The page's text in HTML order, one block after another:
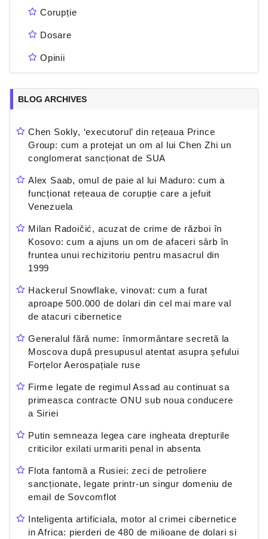
Corupție
Dosare
Opinii
BLOG ARCHIVES
Chen Sokly, ‘executorul’ din rețeaua Prince
Group: cum a protejat un om al lui Chen Zhi un
conglomerat sancționat de SUA
Alex Saab, omul de paie al lui Maduro: cum a
funcționat rețeaua de corupție care a jefuit
Venezuela
Milan Radoičić, acuzat de crime de război în
Kosovo: cum a ajuns un om de afaceri sârb în
fruntea unui rechizitoriu pentru masacrul din
1999
Hackerul Snowflake, vinovat: cum a furat
aproape 500.000 de dolari din cel mai mare val
de atacuri cibernetice
Generalul fără nume: înmormântare secretă la
Moscova după presupusul atentat asupra șefului
Forțelor Aerospațiale ruse
Firme legate de regimul Assad au continuat sa
primeasca contracte ONU sub noua conducere
a Siriei
Putin semneaza legea care ingheata drepturile
criticilor exilati urmariti penal in absenta
Flota fantomă a Rusiei: zeci de petroliere
sancționate, legate printr-un singur domeniu de
email de Sovcomflot
Inteligenta artificiala, motor al crimei cibernetice
in Africa: pierderi de 480 de milioane de dolari si